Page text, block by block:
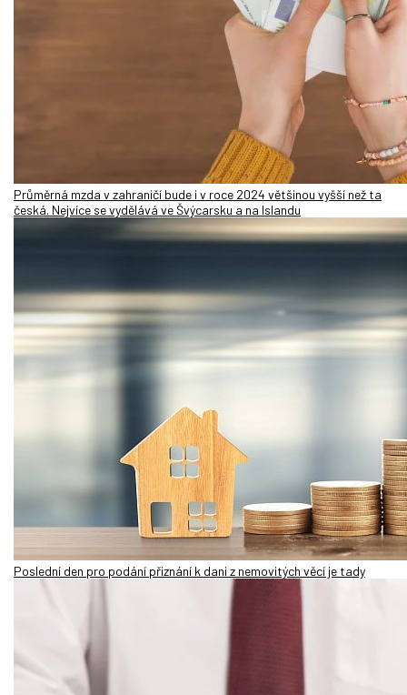
Průměrná mzda v zahraničí bude i v roce 2024 většinou vyšší než ta
česká. Nejvíce se vydělává ve Švýcarsku a na Islandu
Poslední den pro podání přiznání k dani z nemovitých věcí je tady